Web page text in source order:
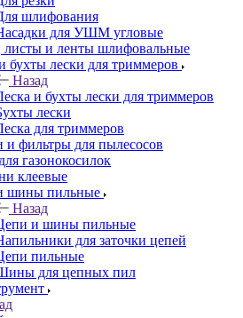
шлифования
для УШМ угловые
листы и ленты шлифовальные
бухты лески для триммеров
Назад
и бухты лески для триммеров
лески
для триммеров
фильтры для пылесосов
газонокосилок
клеевые
шины пильные
Назад
и шины пильные
для заточки цепей
пильные
для цепных пил